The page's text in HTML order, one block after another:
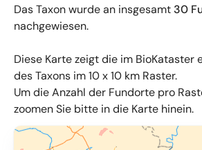
Das Taxon wurde an insgesamt 30
nachgewiesen.
Diese Karte zeigt die im BioKataster
des Taxons im 10 x 10 km Raster.
Um die Anzahl der Fundorte pro
zoomen Sie bitte in die Karte hinein.
© OpenMapTiles, OpenStreetMap ,34u GmbH